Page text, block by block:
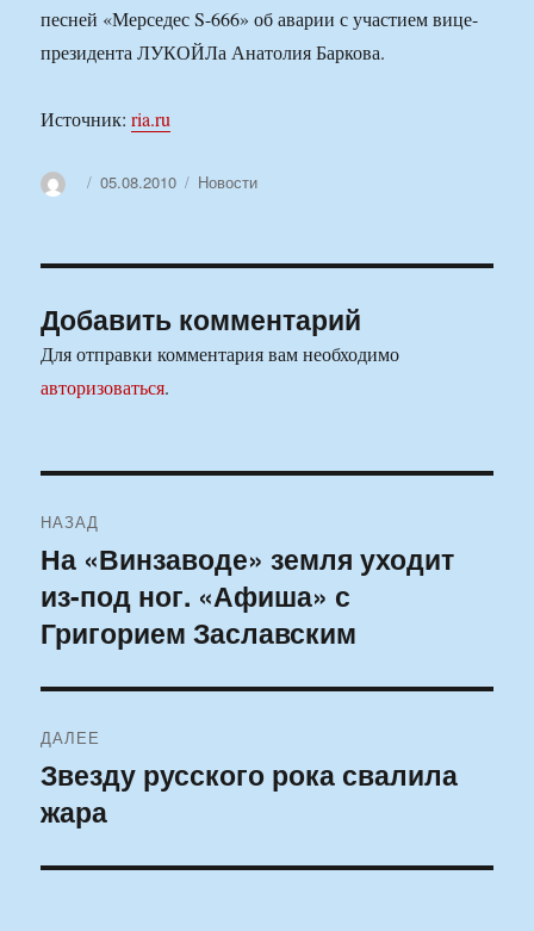
песней «Мерседес S-666» об аварии с участием вице-
президента ЛУКОЙЛа Анатолия Баркова.
Источник:ria.ru
АвторОпубликовано
05.08.2010 Рубрики
Новости
Добавить комментарий
Для отправки комментария вам необходимо
авторизоваться.
по
записям
НАЗАД
Предыдущая
запись:
На «Винзаводе» земля уходит
из-под ног. «Афиша» с
Григорием Заславским
ДАЛЕЕ
Следующая
запись:
Звезду русского рока свалила
жара